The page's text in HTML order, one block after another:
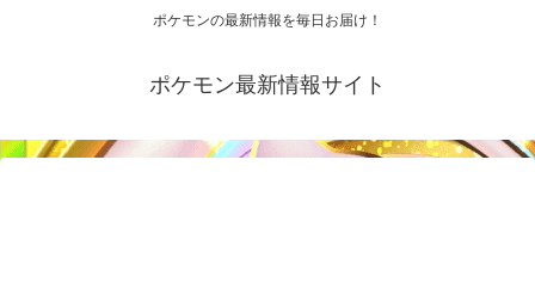
ポケモンの最新情報を毎日お届け！
ポケモン最新情報サイト